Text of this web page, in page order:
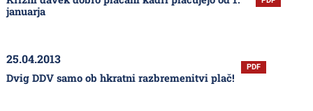
januarja
25.04.2013
Dvig DDV samo ob hkratni razbremenitvi plač!
PDF